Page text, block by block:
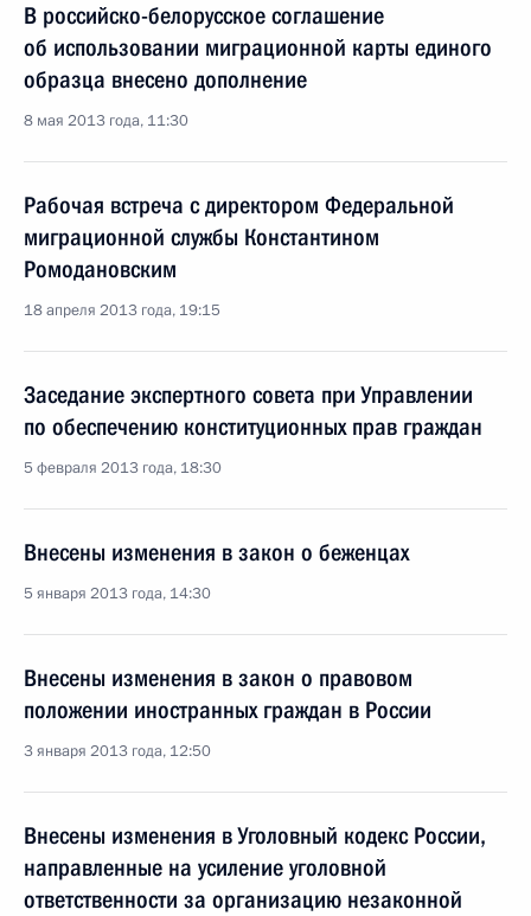
В российско-белорусское соглашение
об использовании миграционной карты единого
образца внесено дополнение
8 мая 2013 года, 11:30
Рабочая встреча с директором Федеральной
миграционной службы Константином
Ромодановским
18 апреля 2013 года, 19:15
Заседание экспертного совета при Управлении
по обеспечению конституционных прав граждан
5 февраля 2013 года, 18:30
Внесены изменения в закон о беженцах
5 января 2013 года, 14:30
Внесены изменения в закон о правовом
положении иностранных граждан в России
3 января 2013 года, 12:50
Внесены изменения в Уголовный кодекс России,
направленные на усиление уголовной
ответственности за организацию незаконной